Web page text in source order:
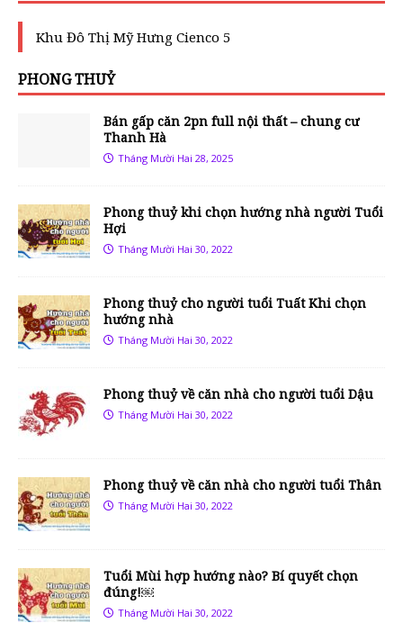
Khu Đô Thị Mỹ Hưng Cienco 5
PHONG THUỶ
Bán gấp căn 2pn full nội thất – chung cư
Thanh Hà
Tháng Mười Hai 28, 2025
Phong thuỷ khi chọn hướng nhà người Tuổi
Hợi
Tháng Mười Hai 30, 2022
Phong thuỷ cho người tuổi Tuất Khi chọn
hướng nhà
Tháng Mười Hai 30, 2022
Phong thuỷ về căn nhà cho người tuổi Dậu
Tháng Mười Hai 30, 2022
Phong thuỷ về căn nhà cho người tuổi Thân
Tháng Mười Hai 30, 2022
Tuổi Mùi hợp hướng nào? Bí quyết chọn
đúng!￼
Tháng Mười Hai 30, 2022